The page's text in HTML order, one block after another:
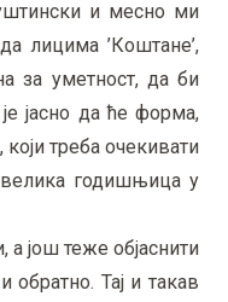
и месно ми
лицима ’Коштане’,
за уметност, да би
јасно да ће форма,
треба очекивати
велика годишњица у
још теже објаснити
Тај и такав